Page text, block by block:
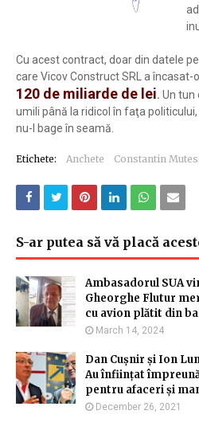
Cu acest contract, doar din datele
care Vicov Construct SRL a încasat-
120 de miliarde de lei. Un tun
umili până la ridicol în faţa
nu-l bage în seamă.
Etichete: Anchete Constantin
S-ar putea să vă placă
Ambasadorul SUA
Gheorghe Flutur
cu avion plătit din
March 14, 2024
Dan Cușnir și Ion
Au înființat
pentru afaceri și
December 26, 2021